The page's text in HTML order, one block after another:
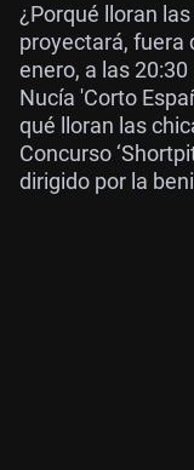
¿Porqué lloran
proyectará, fuera
enero, a las
Nucía 'Corto
qué lloran las
Concurso
dirigido por la